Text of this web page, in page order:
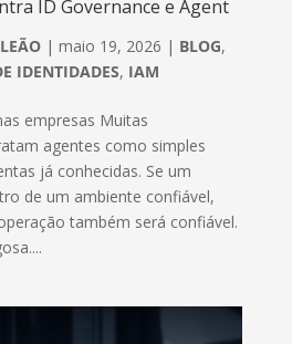
ID Governance e Agent
| maio 19, 2026 | BLOG,
IDENTIDADES, IAM
empresas Muitas
agentes como simples
já conhecidas. Se um
de um ambiente confiável,
também será confiável.